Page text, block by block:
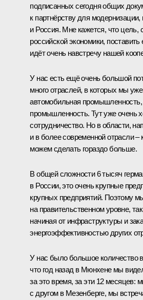
подписанных сегодня общих
к партнёрству для
и Россия. Мне кажется, что
российской экономики,
идёт очень навстречу нашей
У нас есть ещё очень большой
много отраслей, в которых мы
автомобильная промышленность,
промышленность. Тут уже очень
сотрудничество. Но в области,
и в более современной отрасли –
можем сделать гораздо больше.
В общей сложности 6 тысяч
в России, это очень крупные
крупных предприятий. Поэтому
на правительственном уровне,
начиная от инфраструктуры и
энергоэффективностью других
У нас было большое количество
что год назад в Мюнхене мы
за это время, за эти 12 месяцев:
с другом в Мезенберге, мы